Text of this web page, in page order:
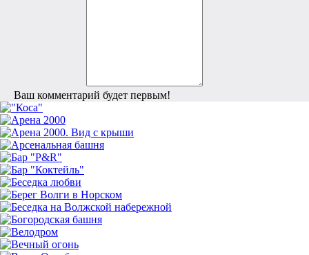
Ваш комментарий будет первым!